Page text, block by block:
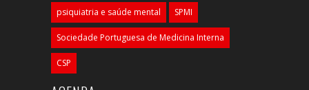
psiquiatria e saúde mental SPMI
Sociedade Portuguesa de Medicina Interna
CSP